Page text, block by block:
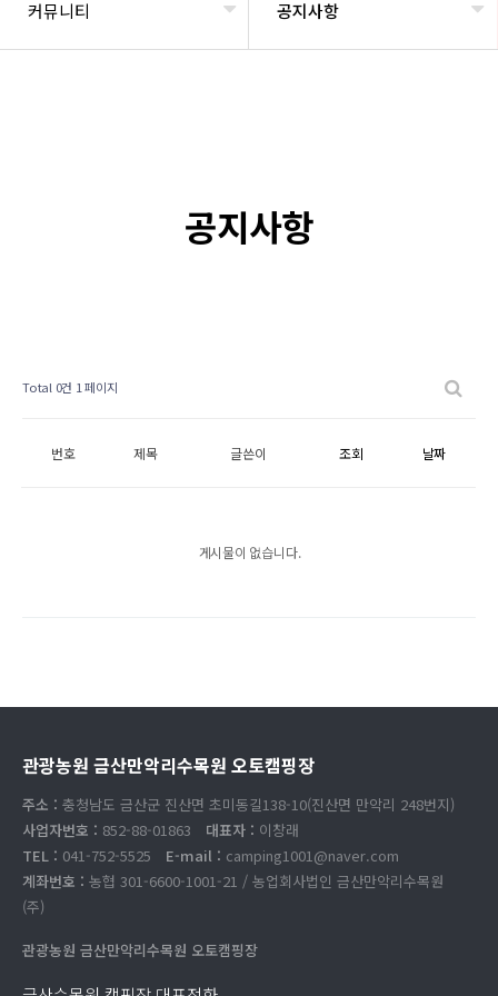
커뮤니티 공지사항
공지사항
Total 0건 1 페이지
번호 제목 글쓴이 조회 날짜
게시물이 없습니다.
관광농원 금산만악리수목원 오토캠핑장
주소 : 충청남도 금산군 진산면 초미동길138-10(진산면 만악리 248번지)
사업자번호 : 852-88-01863 대표자 : 이창래
TEL : 041-752-5525 E-mail : camping1001@naver.com
계좌번호 : 농협 301-6600-1001-21 / 농업회사법인 금산만악리수목원
(주)
관광농원 금산만악리수목원 오토캠핑장